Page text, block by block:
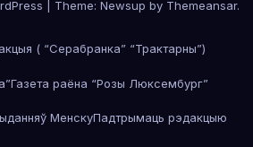
Theme: Newsup by Themeansar.
( “Серабранка” “Трактарны”)
Газета раёна “Розы Люксембург”
МенскуПадтрымаць рэдакцыю